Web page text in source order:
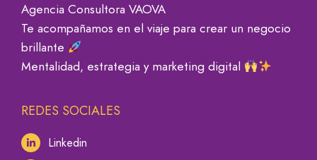
Agencia Consultora VAOVA
Te acompañamos en el viaje para crear un negocio
brillante
Mentalidad, estrategia y marketing digital
REDES SOCIALES
Linkedin